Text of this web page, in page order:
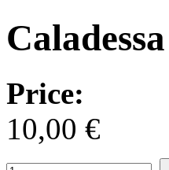
Price:
10,00 €